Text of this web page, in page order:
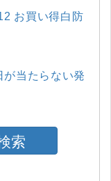
お買い得白防
当たらない発
索